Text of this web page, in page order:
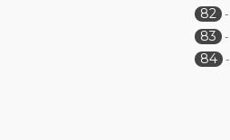
82 -
83
-
84 -